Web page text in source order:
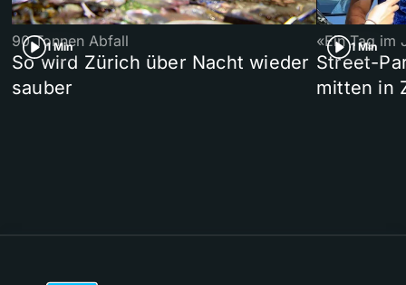
1 Min
90 Tonnen Abfall
So wird Zürich über Nacht wieder
sauber
1 Min
«Ein Tag im
Street-
mitten in